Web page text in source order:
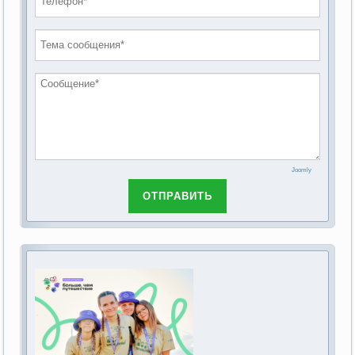
обсуждению Федерального закона Российской
основах социального обслуживания граждан в
2019 год
2018 год
Joomly
ОТПРАВИТЬ